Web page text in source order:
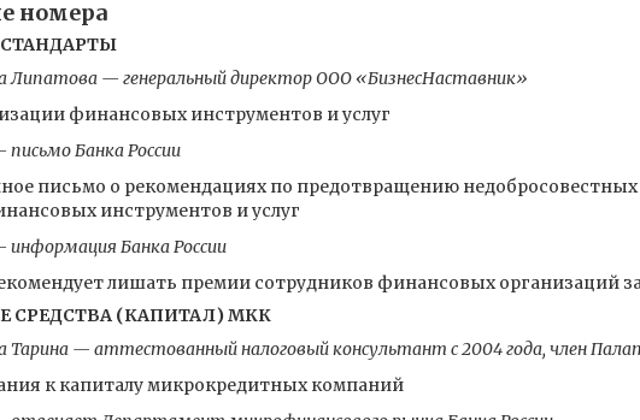
номера
Липатова — генеральный директор ООО «БизнесНаставник»
финансовых инструментов и услуг
Банка России
письмо о рекомендациях по предотвращению
инструментов и услуг
информация Банка России
лишать премии сотрудников финансовых организаций
СРЕДСТВА (КАПИТАЛ) МКК
Тарина — аттестованный налоговый консультант с 2004 года, член
к капиталу микрокредитных компаний